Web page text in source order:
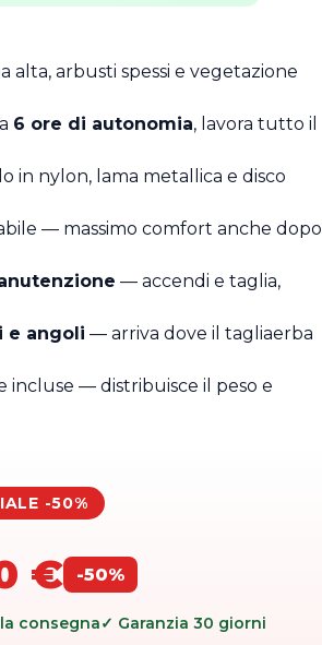
arbusti spessi e vegetazione
6 ore di autonomia, lavora tutto il
in nylon, lama metallica e disco
— massimo comfort anche dopo
— accendi e taglia,
e angoli — arriva dove il tagliaerba
incluse — distribuisce il peso e
-50%
€ -50%
consegna✓ Garanzia 30 giorni